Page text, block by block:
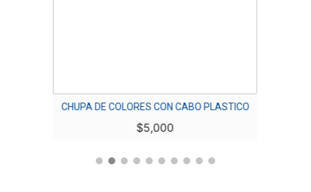
CHUPA DE COLORES CON CABO PLASTICO
5,000